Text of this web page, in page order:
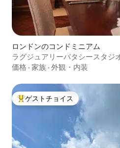
ロンドンのコンドミニアム
ラグジュアリーバタシースタジ
き）、公園に近い
価格 · 家族 · 外観・内装
大好評のゲストチョイスです。
ゲストチョイス